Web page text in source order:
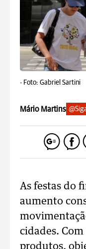
- Foto: Gabriel Sartini
Mário Martins
As festas do
aumento
cidades.
produtos,